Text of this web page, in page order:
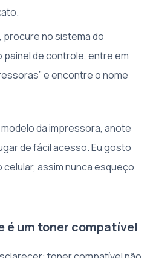
procure no sistema do
de controle, entre em
e encontre o nome
da impressora, anote
de fácil acesso. Eu gosto
assim nunca esqueço
é um toner compatível